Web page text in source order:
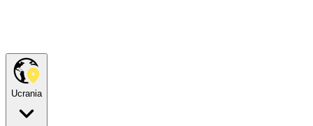
Ucrania